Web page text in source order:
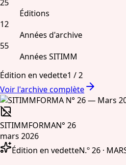
25
Éditions
12
Années d'archive
55
Années SITIMM
Édition en vedette1 /2
Voir l'archive complète
SITIMMFORMAN° 26
mars 2026
Édition en vedetteN.º 26 ·